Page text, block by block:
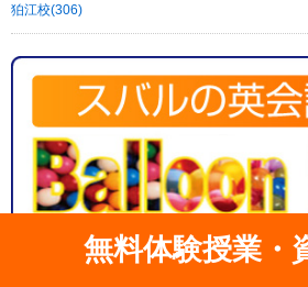
狛江校(306)
無料体験授業・